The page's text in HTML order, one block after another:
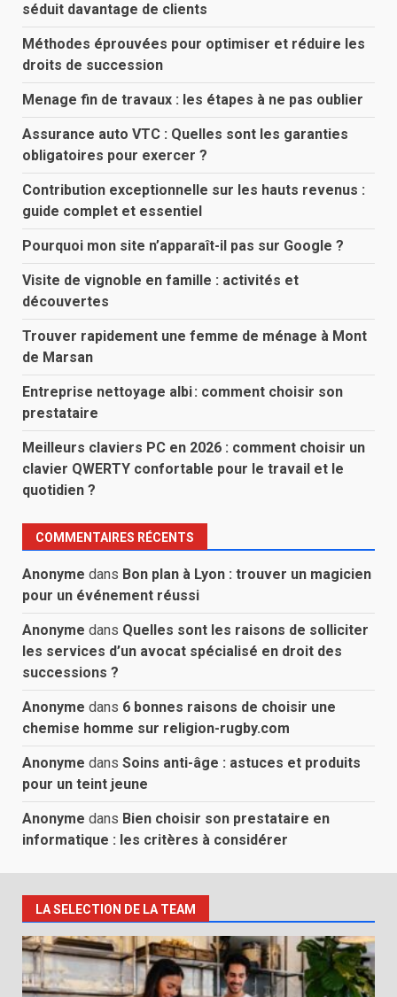
séduit davantage de clients
Méthodes éprouvées pour optimiser et réduire les
droits de succession
Menage fin de travaux : les étapes à ne pas oublier
Assurance auto VTC : Quelles sont les garanties
obligatoires pour exercer ?
Contribution exceptionnelle sur les hauts revenus :
guide complet et essentiel
Pourquoi mon site n’apparaît-il pas sur Google ?
Visite de vignoble en famille : activités et
découvertes
Trouver rapidement une femme de ménage à Mont
de Marsan
Entreprise nettoyage albi : comment choisir son
prestataire
Meilleurs claviers PC en 2026 : comment choisir un
clavier QWERTY confortable pour le travail et le
quotidien ?
COMMENTAIRES RÉCENTS
Anonyme dans Bon plan à Lyon : trouver un magicien
pour un événement réussi
Anonyme dans Quelles sont les raisons de solliciter
les services d’un avocat spécialisé en droit des
successions ?
Anonyme dans 6 bonnes raisons de choisir une
chemise homme sur religion-rugby.com
Anonyme dans Soins anti-âge : astuces et produits
pour un teint jeune
Anonyme dans Bien choisir son prestataire en
informatique : les critères à considérer
LA SELECTION DE LA TEAM